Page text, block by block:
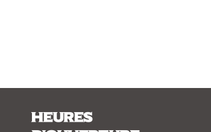
Heures